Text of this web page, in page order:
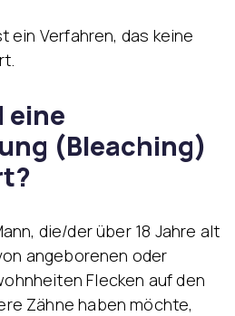
ein Verfahren, das keine
eine
(Bleaching)
die/der über 18 Jahre alt
angeborenen oder
Flecken auf den
Zähne haben möchte,